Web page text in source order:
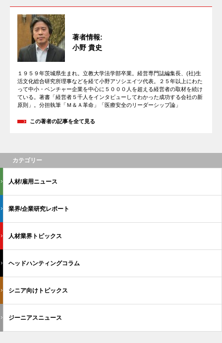
著者情報:
小野 貴史
１９５９年茨城県生まれ。立教大学法学部卒業。経営専門誌編集長、(社)生
活文化総合研究所理事などを経て小野アソシエイツ代表。２５年以上にわた
って中小・ベンチャー企業を中心に５０００人を超える経営者の取材を続け
ている。著書「経営者５千人をインタビューしてわかった成功する会社の新
原則」。分担執筆「Ｍ＆Ａ革命」「医療安全のリーダーシップ論」
この著者の記事を全て見る
カテゴリー
人材/雇用ニュース
業界/企業研究レポート
人材業界トピックス
ヘッドハンティングコラム
シニア向けトピックス
ジーニアスニュース